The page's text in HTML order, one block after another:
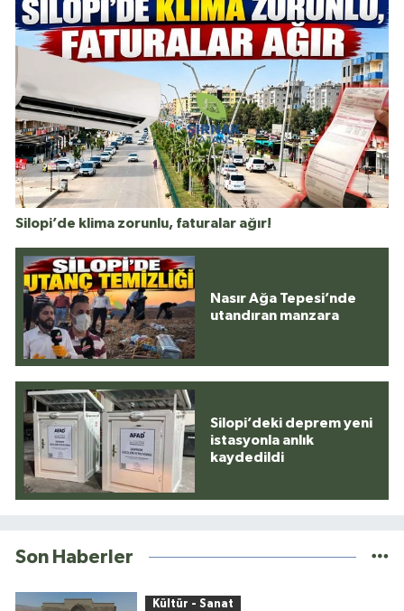
Silopi’de klima zorunlu, faturalar ağır!
Nasır Ağa Tepesi’nde
utandıran manzara
Silopi’deki deprem yeni
istasyonla anlık
kaydedildi
Son Haberler
Kültür - Sanat